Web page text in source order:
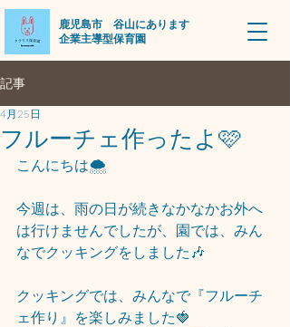
​鹿児島市 谷山にあります
企業主導型保育園
記事
フルーチェ作ったよ🩷
4月25日
こんにちは🌨
今週は、雨の日が続きなかなかお外へ
は行けませんでしたが、園では、みん
なでクッキングをしました🎶
クッキングでは、みんなで『フルーチ
ェ作り』を楽しみました🍓